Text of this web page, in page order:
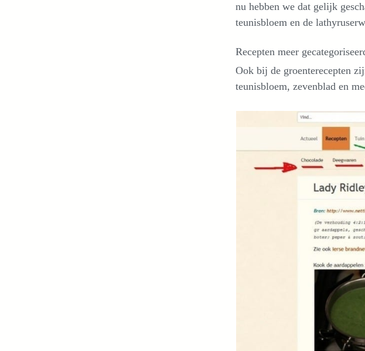
nu hebben we dat gelijk
teunisbloem en de
Recepten meer
Ook bij de groenterecepten
teunisbloem, zevenblad en